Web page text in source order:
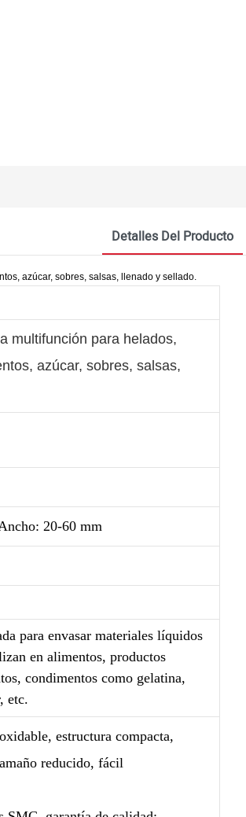
Detalles Del Producto
multifunción para helados,
azúcar, sobres, salsas,
20-60 mm
para envasar materiales líquidos
en alimentos, productos
condimentos como gelatina,
etc.
estructura compacta,
reducido, fácil